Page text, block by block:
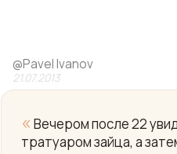
@Pavel Ivanov
21.07.2013
« Вечером после 22
тратуаром зайца, а